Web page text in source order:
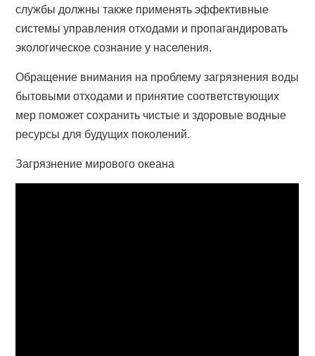
службы должны также применять эффективные
системы управления отходами и пропагандировать
экологическое сознание у населения.
Обращение внимания на проблему загрязнения воды
бытовыми отходами и принятие соответствующих
мер поможет сохранить чистые и здоровые водные
ресурсы для будущих поколений.
Загрязнение мирового океана